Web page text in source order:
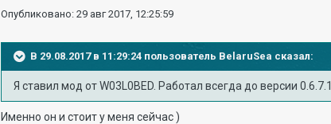
Опубликовано:29 авг 2017, 12:25:59
В 29.08.2017 в 11:29:24 пользователь BelaruSea сказал:
Я ставил мод отW03L0BED. Работал всегда до версии 0.6.7.1
Именно он и стоит у меня сейчас )